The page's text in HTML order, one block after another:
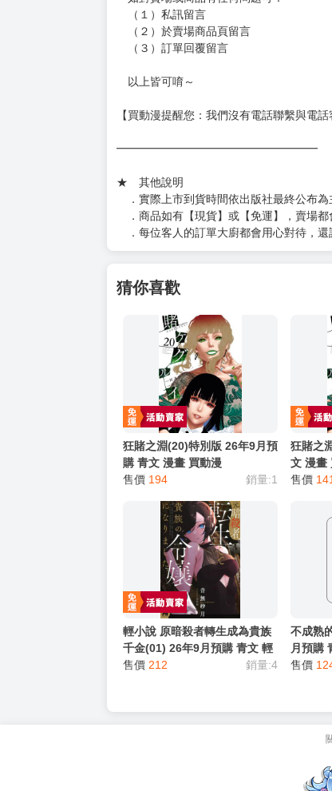
［３～７本書］三層氣泡布（４～５圈）
［８本以上］ 三層氣泡布（２圈）＋紙
（另有加固紙箱賣場，如有需要可至賣場
https://www.myacg.com.tw/
━━━━━━━━━━━━━━━━━━
（１）私訊留言
（２）於賣場商品頁留言
（３）訂單回覆留言
【買動漫提醒您：我們沒有電話聯繫與電
★ 其他說明
．實際上市到貨時間依出版社最終公布為
．商品如有【現貨】或【免運】，賣場都
．每位客人的訂單大廚都會用心對待，還
猜你喜歡
狂賭之淵(20)特別版 26年9月預
購 青文 漫畫 買動漫
售價 194 銷量:1
文 漫畫
售價